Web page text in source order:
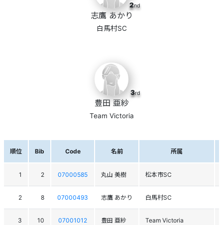
2nd
志鷹 あかり
白馬村SC
3rd
豊田 亜紗
Team Victoria
順位 Bib Code 名前 所属
1 2 07000585 丸山 美樹 松本市SC
2 8 07000493 志鷹 あかり 白馬村SC
3 10 07001012 豊田 亜紗 Team Victoria